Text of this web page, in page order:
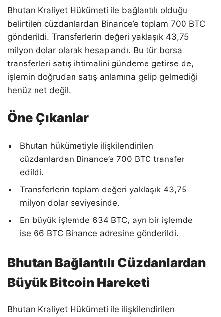
Bhutan Kraliyet Hükümeti ile bağlantılı olduğu
belirtilen cüzdanlardan Binance’e toplam 700 BTC
gönderildi. Transferlerin değeri yaklaşık 43,75
milyon dolar olarak hesaplandı. Bu tür borsa
transferleri satış ihtimalini gündeme getirse de,
işlemin doğrudan satış anlamına gelip gelmediği
henüz net değil.
Öne Çıkanlar
Bhutan hükümetiyle ilişkilendirilen
cüzdanlardan Binance’e 700 BTC transfer
edildi.
Transferlerin toplam değeri yaklaşık 43,75
milyon dolar seviyesinde.
En büyük işlemde 634 BTC, ayrı bir işlemde
ise 66 BTC Binance adresine gönderildi.
Bhutan Bağlantılı Cüzdanlardan
Büyük Bitcoin Hareketi
Bhutan Kraliyet Hükümeti ile ilişkilendirilen